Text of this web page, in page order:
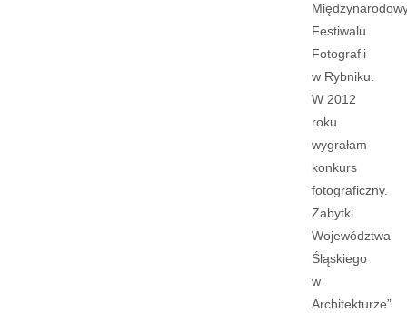
Festiwalu
Fotografii
w Rybniku.
W 2012
roku
wygrałam
konkurs
fotograficzny.
Zabytki
Województwa
Śląskiego
w
Architekturze”